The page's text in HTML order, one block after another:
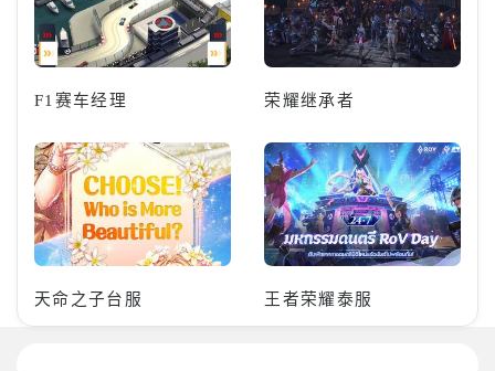
F1赛车经理 荣耀继承者
天命之子台服 王者荣耀泰服